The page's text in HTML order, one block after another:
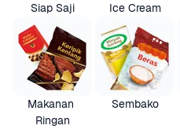
Siap Saji Ice Cream
Makanan
Ringan
Sembako